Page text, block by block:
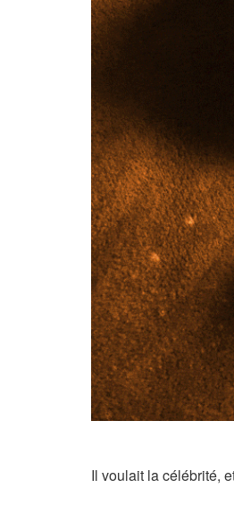
Il voulait la célébrité,